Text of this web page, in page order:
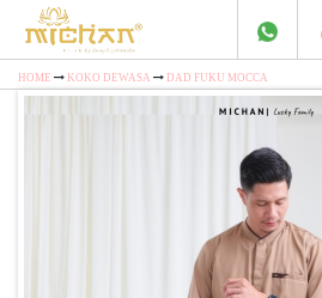
HOME KOKO DEWASA DAD FUKU MOCCA